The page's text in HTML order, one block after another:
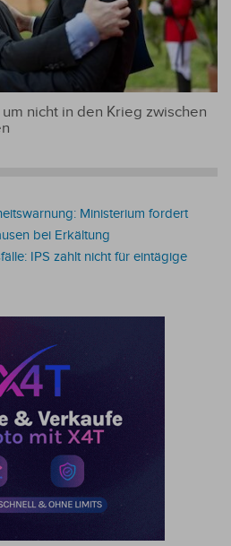
nicht in den Krieg zwischen
Ministerium fordert
bei Erkältung
IPS zahlt nicht für eintägige